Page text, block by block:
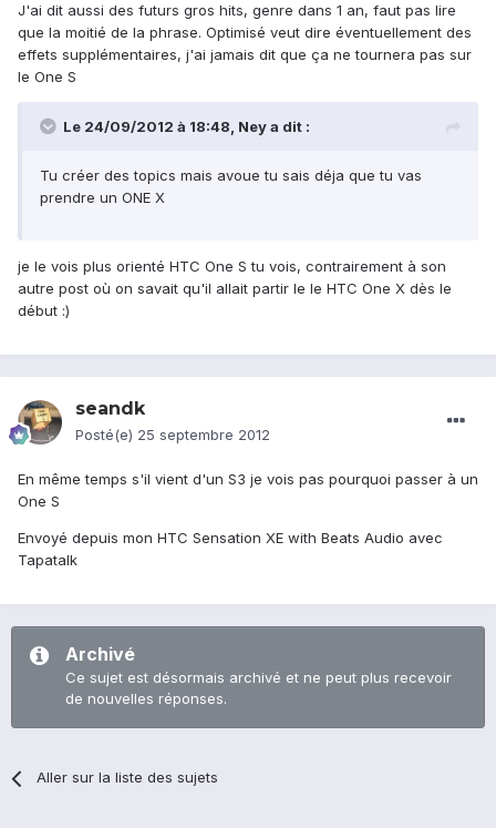
J'ai dit aussi des futurs gros hits, genre dans 1 an, faut pas lire
que la moitié de la phrase. Optimisé veut dire éventuellement des
effets supplémentaires, j'ai jamais dit que ça ne tournera pas sur
le One S
Le 24/09/2012 à 18:48, Ney a dit :
Tu créer des topics mais avoue tu sais déja que tu vas
prendre un ONE X
je le vois plus orienté HTC One S tu vois, contrairement à son
autre post où on savait qu'il allait partir le le HTC One X dès le
début :)
seandk
Posté(e) 25 septembre 2012
En même temps s'il vient d'un S3 je vois pas pourquoi passer à un
One S
Envoyé depuis mon HTC Sensation XE with Beats Audio avec
Tapatalk
Archivé
Ce sujet est désormais archivé et ne peut plus recevoir
de nouvelles réponses.
Aller sur la liste des sujets